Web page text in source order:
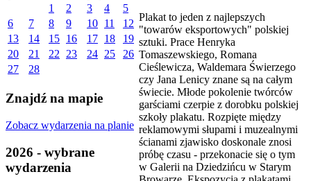
1
2 3 4
5
6
7 8 9 10 11
12
13
14 15 16 17 18
19
20
21 22 23 24 25
26
27
28
Znajdź na mapie
Zobacz wydarzenia na planie
2026 - wybrane
wydarzenia
Plakat to jeden z najlepszych
"towarów eksportowych" polskiej
sztuki. Prace Henryka
Tomaszewskiego, Romana
Cieślewicza, Waldemara Świerzego
czy Jana Lenicy znane są na całym
świecie. Młode pokolenie twórców
garściami czerpie z dorobku polskiej
szkoły plakatu. Rozpięte między
reklamowymi słupami i muzealnymi
ścianami zjawisko doskonale znosi
próbę czasu - przekonacie się o tym
w Galerii na Dziedzińcu w Starym